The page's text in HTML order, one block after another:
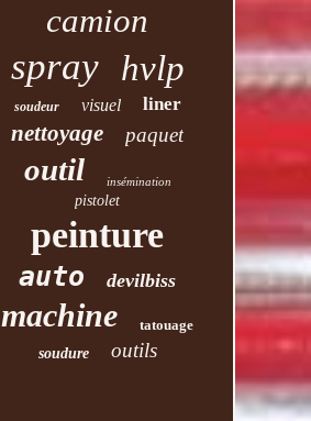
camion
spray hvlp
soudeur visuel liner
nettoyage paquet
outil insémination
pistolet
peinture
auto devilbiss
machine
tatouage
soudure
outils